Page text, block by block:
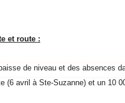
et route :
de niveau et des absences
(6 avril à Ste-Suzanne) et un 10